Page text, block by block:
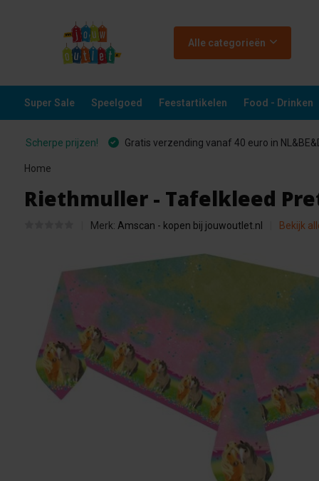
Alle categorieën
Super Sale Speelgoed Feestartikelen Food - Drinken
Scherpe prijzen! Gratis verzending vanaf 40 euro in
Home
Riethmuller - Tafelkleed
Merk: Amscan - kopen bij jouwoutlet.nl Bekijk